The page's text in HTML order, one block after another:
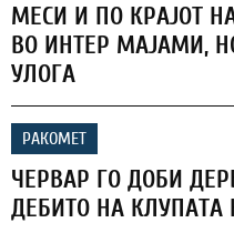
МЕСИ И ПО КРАЈОТ
ВО ИНТЕР МАЈАМИ,
УЛОГА
РАКОМЕТ
ЧЕРВАР ГО ДОБИ
ДЕБИТО НА КЛУПАТА